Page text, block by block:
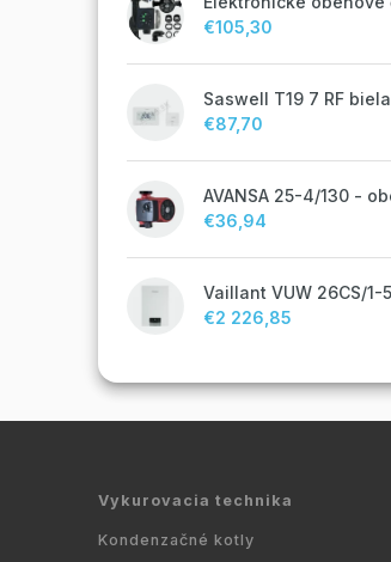
€105,30
Saswell T19 7 RF biela
€87,70
€36,94
€2 226,85
Vykurovacia technika
Kondenzačné kotly